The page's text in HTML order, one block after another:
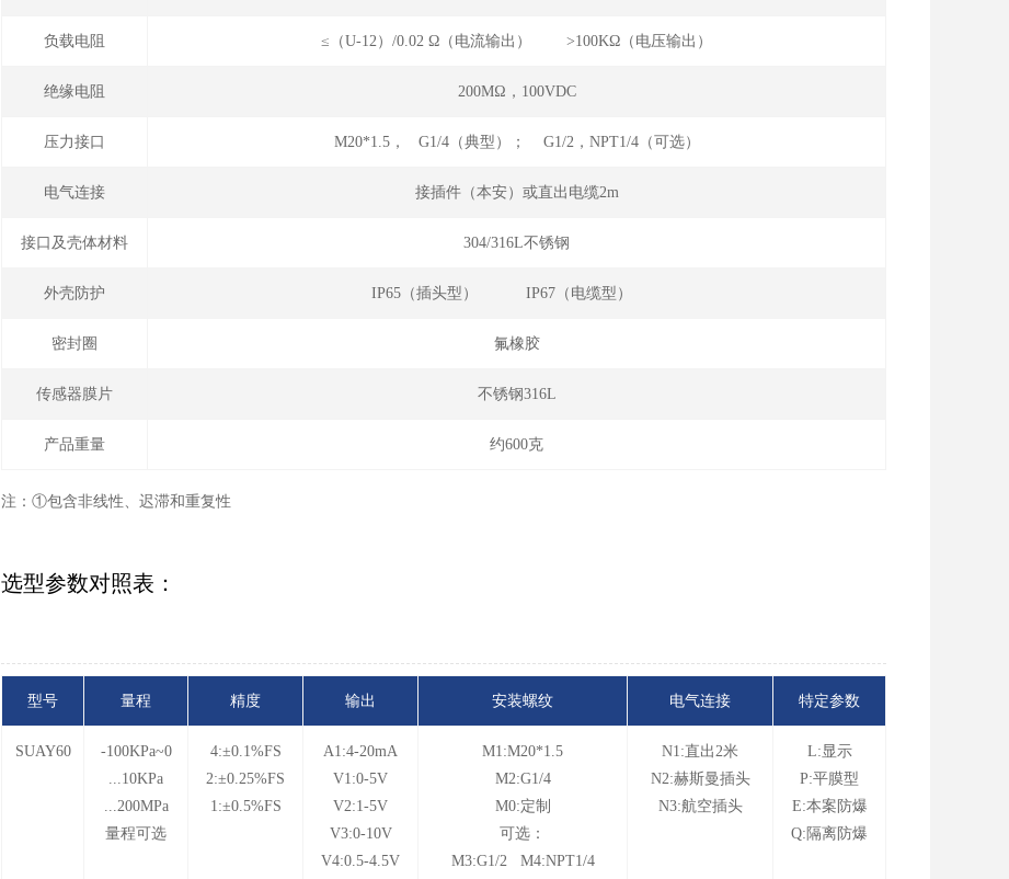
负载电阻 ≤（U-12）/0.02 Ω（电流输出） >100KΩ（电压输出）
绝缘电阻 200MΩ，100VDC
压力接口 M20*1.5， G1/4（典型）； G1/2，NPT1/4（可选）
电气连接 接插件（本安）或直出电缆2m
接口及壳体材料 304/316L不锈钢
外壳防护 IP65（插头型） IP67（电缆型）
密封圈 氟橡胶
传感器膜片 不锈钢316L
产品重量 约600克
注：①包含非线性、迟滞和重复性
选型参数对照表：
型号 量程 精度 输出 安装螺纹 电气连接 特定参数
SUAY60
-100KPa~0
...10KPa
...200MPa
量程可选
4:±0.1%FS
2:±0.25%FS
1:±0.5%FS
A1:4-20mA
V1:0-5V
V2:1-5V
V3:0-10V
V4:0.5-4.5V
M1:M20*1.5
M2:G1/4
M0:定制
可选：
M3:G1/2 M4:NPT1/4
N1:直出2米
N2:赫斯曼插头
N3:航空插头
L:显示
P:平膜型
E:本案防爆
Q:隔离防爆